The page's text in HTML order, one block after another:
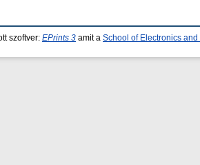
szoftver: EPrints 3 amit a School of Electronics